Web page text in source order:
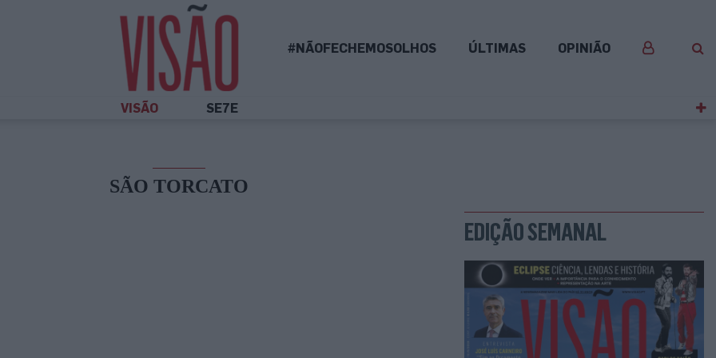
#NÃOFECHEMOSOLHOS ÚLTIMAS OPINIÃO
VISÃO SE7E
SÃO TORCATO
EDIÇÃO SEMANAL